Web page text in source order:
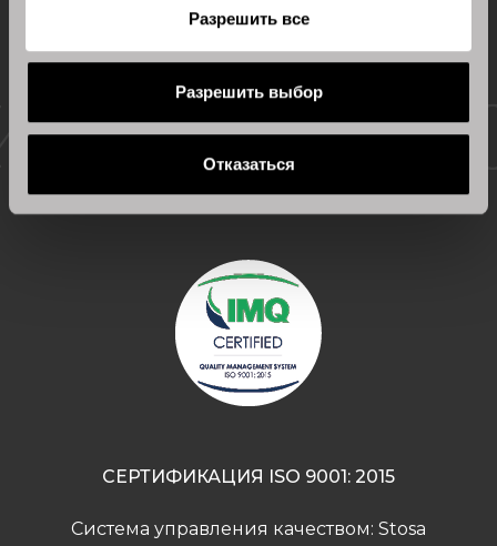
Разрешить все
Разрешить выбор
Отказаться
Сертифицированное
качество
СЕРТИФИКАЦИЯ ISO 9001: 2015
Система управления качеством: Stosa